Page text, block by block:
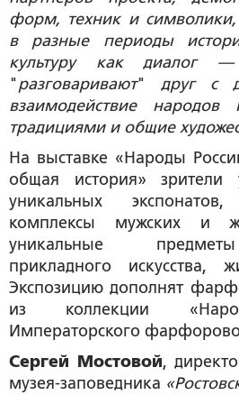
форм, техник и
в разные периоды
культуру как диалог
"разговаривают" друг с
взаимодействие
традициями и общие
На выставке «Народы
общая история» зрители
уникальных
комплексы мужских и
уникальные
прикладного искусства,
Экспозицию дополнят
из коллекции
Императорского
Сергей Мостовой,
музея-заповедника